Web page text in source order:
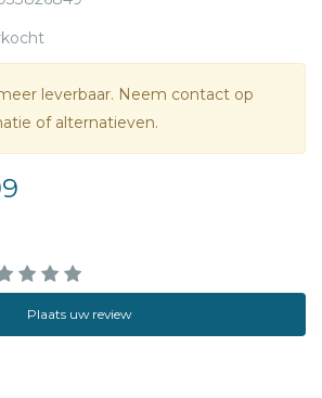
leverbaar. Neem contact op
of alternatieven.
Plaats uw review